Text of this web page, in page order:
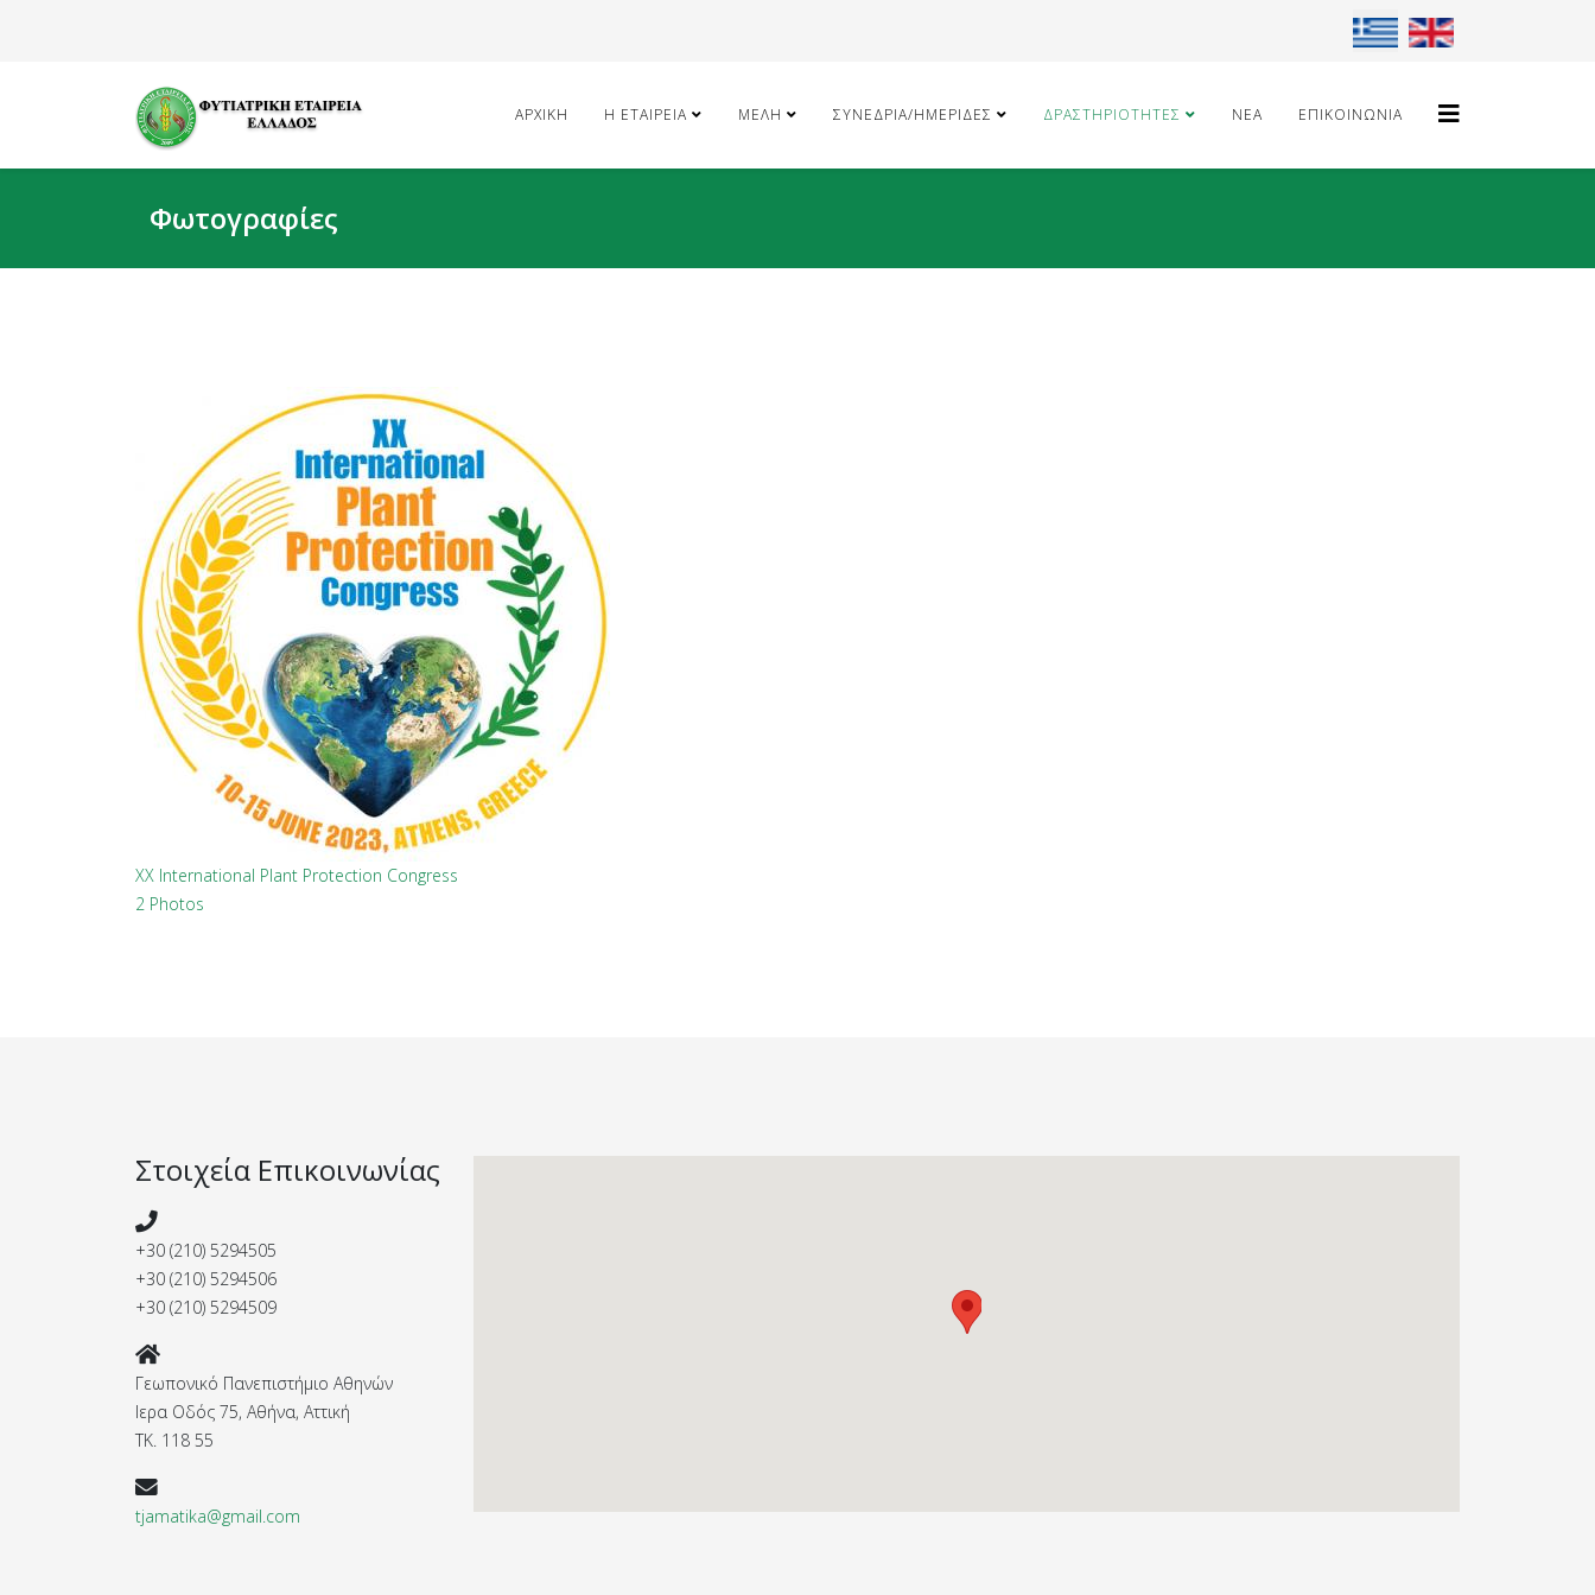
Επιλέξτε τη γλώσσα σας
ΑΡΧΙΚΉ Η ΕΤΑΙΡΕΊΑ ΜΈΛΗ ΣΥΝΈΔΡΙΑ/ΗΜΕΡΊΔΕΣ ΔΡΑΣΤΗΡΙΌΤΗΤΕΣ ΝΈΑ ΕΠΙΚΟΙΝΩΝΊΑ
Φωτογραφίες
XX International Plant Protection Congress
2 Photos
Στοιχεία Επικοινωνίας
+30 (210) 5294505
+30 (210) 5294506
+30 (210) 5294509
Γεωπονικό Πανεπιστήμιο Αθηνών
Ιερα Οδός 75, Αθήνα, Αττική
ΤΚ. 118 55
tjamatika@gmail.com